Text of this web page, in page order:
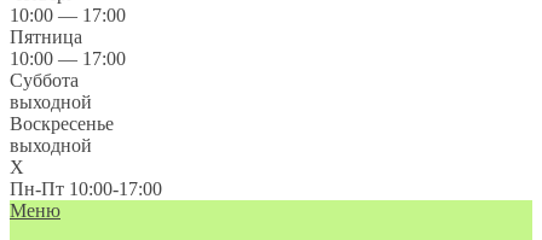
10:00 — 17:00
Пятница
10:00 — 17:00
Суббота
выходной
Воскресенье
выходной
X
Пн-Пт 10:00-17:00
Меню